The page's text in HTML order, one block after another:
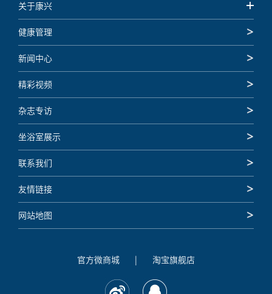
关于康兴
健康管理
新闻中心
精彩视频
杂志专访
坐浴室展示
联系我们
友情链接
网站地图
官方微商城 淘宝旗舰店